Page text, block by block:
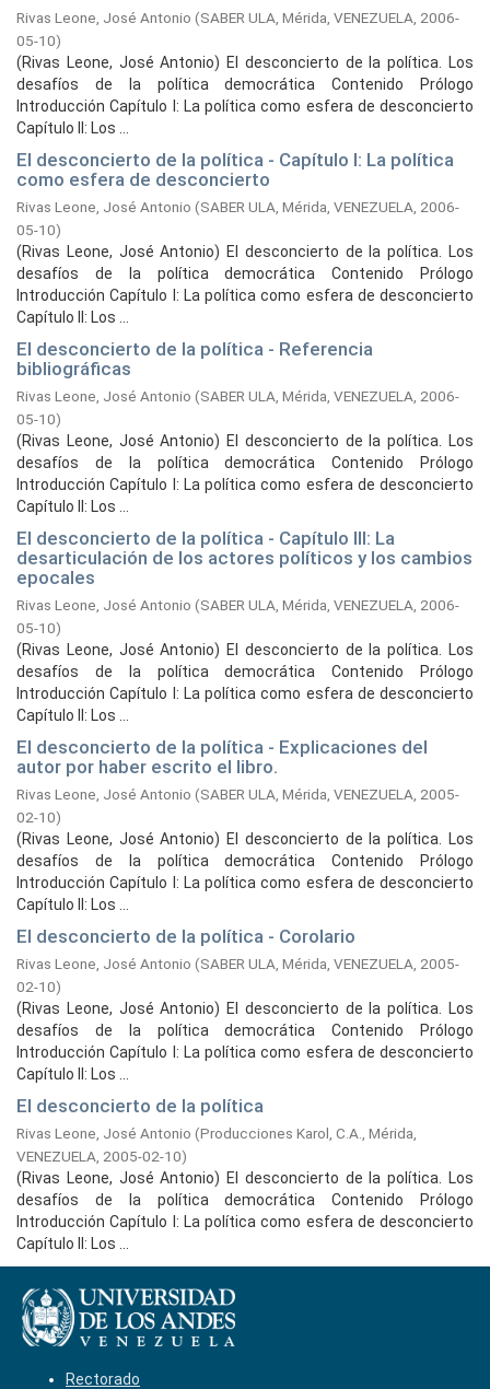
Rivas Leone, José Antonio (SABER ULA, Mérida, VENEZUELA, 2006-
05-10)
(Rivas Leone, José Antonio) El desconcierto de la política. Los
desafíos de la política democrática Contenido Prólogo
Introducción Capítulo I: La política como esfera de desconcierto
Capítulo II: Los ...
El desconcierto de la política - Capítulo I: La política
como esfera de desconcierto
Rivas Leone, José Antonio (SABER ULA, Mérida, VENEZUELA, 2006-
05-10)
(Rivas Leone, José Antonio) El desconcierto de la política. Los
desafíos de la política democrática Contenido Prólogo
Introducción Capítulo I: La política como esfera de desconcierto
Capítulo II: Los ...
El desconcierto de la política - Referencia
bibliográficas
Rivas Leone, José Antonio (SABER ULA, Mérida, VENEZUELA, 2006-
05-10)
(Rivas Leone, José Antonio) El desconcierto de la política. Los
desafíos de la política democrática Contenido Prólogo
Introducción Capítulo I: La política como esfera de desconcierto
Capítulo II: Los ...
El desconcierto de la política - Capítulo III: La
desarticulación de los actores políticos y los cambios
epocales
Rivas Leone, José Antonio (SABER ULA, Mérida, VENEZUELA, 2006-
05-10)
(Rivas Leone, José Antonio) El desconcierto de la política. Los
desafíos de la política democrática Contenido Prólogo
Introducción Capítulo I: La política como esfera de desconcierto
Capítulo II: Los ...
El desconcierto de la política - Explicaciones del
autor por haber escrito el libro.
Rivas Leone, José Antonio (SABER ULA, Mérida, VENEZUELA, 2005-
02-10)
(Rivas Leone, José Antonio) El desconcierto de la política. Los
desafíos de la política democrática Contenido Prólogo
Introducción Capítulo I: La política como esfera de desconcierto
Capítulo II: Los ...
El desconcierto de la política - Corolario
Rivas Leone, José Antonio (SABER ULA, Mérida, VENEZUELA, 2005-
02-10)
(Rivas Leone, José Antonio) El desconcierto de la política. Los
desafíos de la política democrática Contenido Prólogo
Introducción Capítulo I: La política como esfera de desconcierto
Capítulo II: Los ...
El desconcierto de la política
Rivas Leone, José Antonio (Producciones Karol, C.A., Mérida,
VENEZUELA, 2005-02-10)
(Rivas Leone, José Antonio) El desconcierto de la política. Los
desafíos de la política democrática Contenido Prólogo
Introducción Capítulo I: La política como esfera de desconcierto
Capítulo II: Los ...
Rectorado